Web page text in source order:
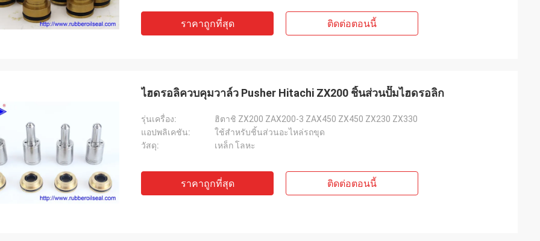
ราคาถูกที่สุด ติดต่อตอนนี้
ไฮดรอลิควบคุมวาล์ว Pusher Hitachi ZX200 ชิ้นส่วนปั๊มไฮดรอลิก
รุ่นเครื่อง:
ฮิตาชิ ZX200 ZAX200-3 ZAX450 ZX450 ZX230 ZX330
แอปพลิเคชัน:
ใช้สำหรับชิ้นส่วนอะไหล่รถขุด
วัสดุ:
เหล็ก โลหะ
ราคาถูกที่สุด ติดต่อตอนนี้